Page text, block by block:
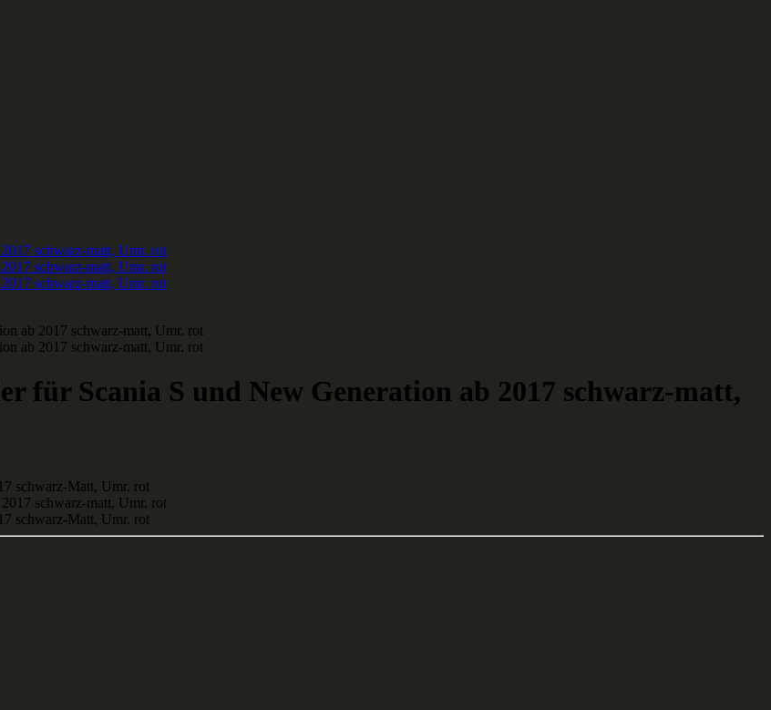
für Scania S und New Generation ab 2017 schwarz-matt,
schwarz-Matt, Umr. rot
schwarz-Matt, Umr. rot